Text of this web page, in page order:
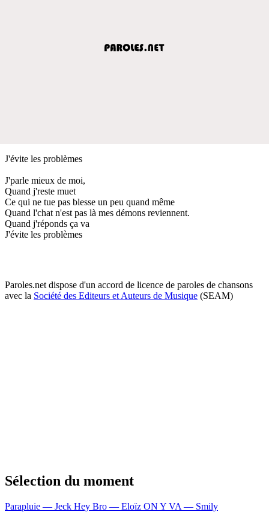
J'évite les problèmes
J'parle mieux de moi,
Quand j'reste muet
Ce qui ne tue pas blesse un peu quand même
Quand l'chat n'est pas là mes démons reviennent.
Quand j'réponds ça va
J'évite les problèmes
Paroles.net dispose d'un accord de licence de paroles de chansons
avec la Société des Editeurs et Auteurs de Musique (SEAM)
Sélection du moment
Parapluie — Jeck Hey Bro — Eloïz ON Y VA — Smily